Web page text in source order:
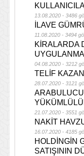
13.08.2020 - 3486
İLAVE
11.08.2020 - 3494
KİRALARDA
04.08.2020 - 3212
TELİF
28.07.2020 - 3121
21.07.2020 - 3551
NAKİT
16.07.2020 - 4185
HOLDİNGİN
SATIŞININ